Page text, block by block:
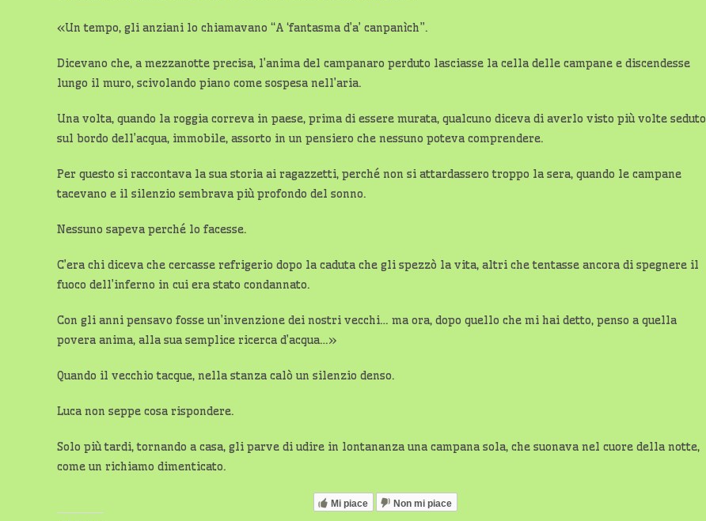
«Un tempo, gli anziani lo chiamavano “A ‘fantasma d’a’ canpanìch”.
Dicevano che, a mezzanotte precisa, l’anima del campanaro perduto lasciasse la cella delle campane e discendesse
lungo il muro, scivolando piano come sospesa nell’aria.
Una volta, quando la roggia correva in paese, prima di essere murata, qualcuno diceva di averlo visto più volte seduto
sul bordo dell’acqua, immobile, assorto in un pensiero che nessuno poteva comprendere.
Per questo si raccontava la sua storia ai ragazzetti, perché non si attardassero troppo la sera, quando le campane
tacevano e il silenzio sembrava più profondo del sonno.
Nessuno sapeva perché lo facesse.
C’era chi diceva che cercasse refrigerio dopo la caduta che gli spezzò la vita, altri che tentasse ancora di spegnere il
fuoco dell’inferno in cui era stato condannato.
Con gli anni pensavo fosse un’invenzione dei nostri vecchi… ma ora, dopo quello che mi hai detto, penso a quella
povera anima, alla sua semplice ricerca d’acqua…»
Quando il vecchio tacque, nella stanza calò un silenzio denso.
Luca non seppe cosa rispondere.
Solo più tardi, tornando a casa, gli parve di udire in lontananza una campana sola, che suonava nel cuore della notte,
come un richiamo dimenticato.
Mi piace Non mi piace